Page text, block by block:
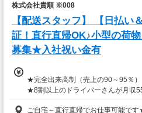
70歳以降では低負荷業務や季節によ
相談の上短時間勤務をすることもあ
給与が上記になる場合がございます。
＜月収例＞
株式会社貴順 ※008
【配送スタッフ】 【日払い
証！直行直帰OK♪小型の荷
募集★入社祝い金有
★完全出来高制（売上の90～95％）
★8割以上のドライバーさんが月収
★支度金5～25万円補助あり（規定
★選べる入社祝い金アリ
ご自宅～直行直帰でお仕事可能で